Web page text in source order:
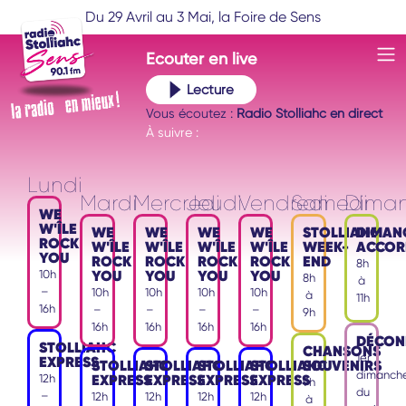
Du 29 Avril au 3 Mai, la Foire de Sens
Ecouteren live
Lecture
Vous écoutez : Radio Stolliahc en direct
À suivre :
Lundi
WE
W'ÎLE
ROCK
YOU
10h
–
16h
STOLLIAHC
EXPRESS
12h
–
Mardi
WE
W'ÎLE
ROCK
YOU
10h
–
16h
STOLLIAHC
EXPRESS
12h
Mercredi
WE
W'ÎLE
ROCK
YOU
10h
–
16h
STOLLIAHC
EXPRESS
12h
Jeudi
WE
W'ÎLE
ROCK
YOU
10h
–
16h
STOLLIAHC
EXPRESS
12h
Vendredi
WE
W'ÎLE
ROCK
YOU
10h
–
16h
STOLLIAHC
EXPRESS
12h
Samedi
STOLLIAHC
WEEK-
END
8h
à
9h
CHANSONS
SOUVENIRS
9h
à
8h
à
11h
1er
du